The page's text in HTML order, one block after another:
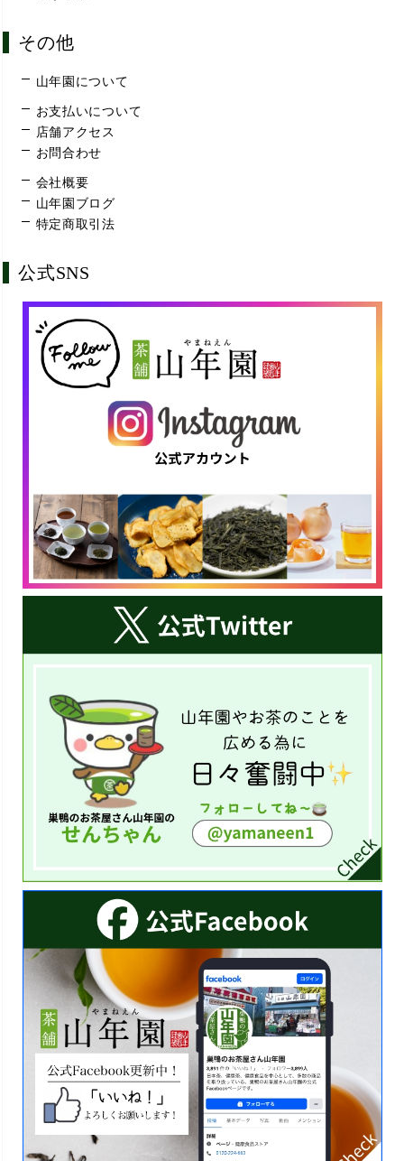
その他
山年園について
お支払いについて
店舗アクセス
お問合わせ
会社概要
山年園ブログ
特定商取引法
公式SNS